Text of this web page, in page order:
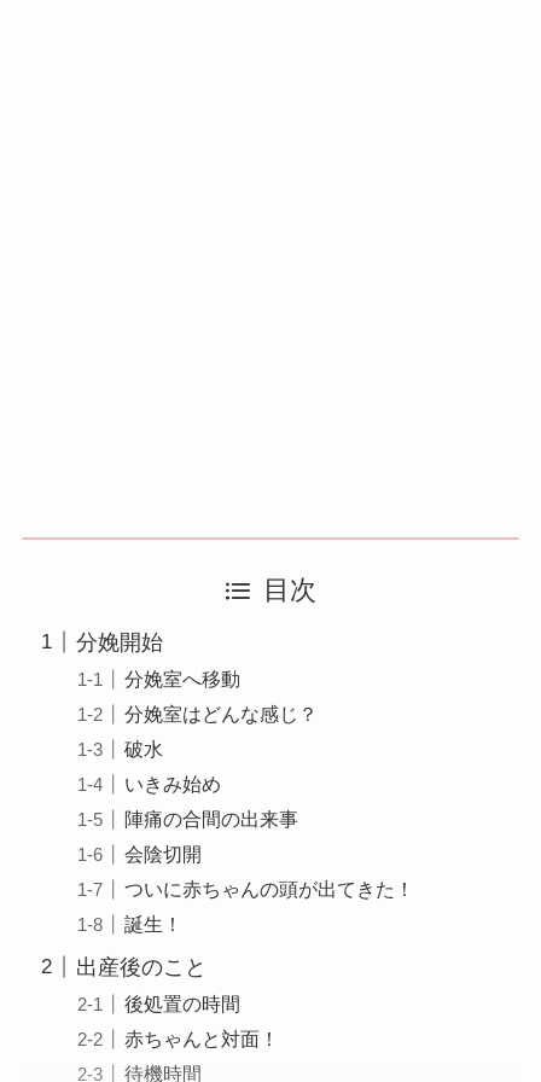
目次
分娩開始
分娩室へ移動
分娩室はどんな感じ？
破水
いきみ始め
陣痛の合間の出来事
会陰切開
ついに赤ちゃんの頭が出てきた！
誕生！
出産後のこと
後処置の時間
赤ちゃんと対面！
待機時間